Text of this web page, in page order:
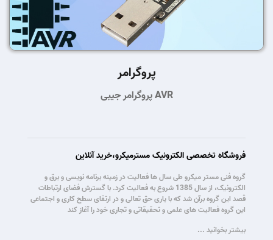
پروگرامر
پروگرامر جیبی AVR
فروشگاه تخصصی الکترونیک مسترمیکرو،خرید آنلاین
گروه فنی مستر میکرو طی سال ها فعالیت در زمینه برنامه نویسی و برق و
الکترونیک، از سال 1385 شروع به فعالیت کرد. با گسترش فضای ارتباطات
قصد این گروه برآن شد که با یاری حق تعالی و در ارتقای سطح کاری و اجتماعی
این گروه فعالیت های علمی و تحقیقاتی و تجاری خود را آغاز کند
بیشتر بخوانید ...